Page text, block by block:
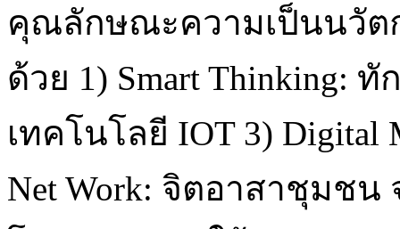
คุณลักษณะความเป็นนวัตก
ด้วย 1) Smart Thinking:
เทคโนโลยี IOT 3)
Net Work: จิตอาสาชุมชน